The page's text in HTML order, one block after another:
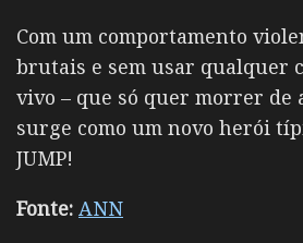
Com um comportamento
brutais e sem usar qualquer
vivo – que só quer morrer de
surge como um novo herói
JUMP!
Fonte: ANN